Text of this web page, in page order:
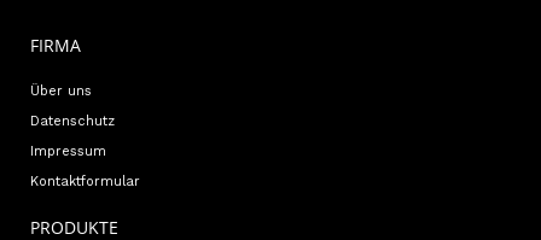
FIRMA
Über uns
Datenschutz
Impressum
Kontaktformular
PRODUKTE